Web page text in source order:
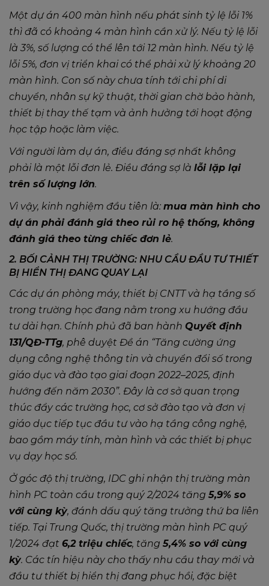
Một dự án 400 màn hình nếu phát sinh tỷ lệ lỗi 1%
thì đã có khoảng 4 màn hình cần xử lý. Nếu tỷ lệ lỗi
là 3%, số lượng có thể lên tới 12 màn hình. Nếu tỷ lệ
lỗi 5%, đơn vị triển khai có thể phải xử lý khoảng 20
màn hình. Con số này chưa tính tới chi phí di
chuyển, nhân sự kỹ thuật, thời gian chờ bảo hành,
thiết bị thay thế tạm và ảnh hưởng tới hoạt động
học tập hoặc làm việc.
Với người làm dự án, điều đáng sợ nhất không
phải là một lỗi đơn lẻ. Điều đáng sợ là lỗi lặp lại
trên số lượng lớn.
Vì vậy, kinh nghiệm đầu tiên là: mua màn hình cho
dự án phải đánh giá theo rủi ro hệ thống, không
đánh giá theo từng chiếc đơn lẻ.
2. BỐI CẢNH THỊ TRƯỜNG: NHU CẦU ĐẦU TƯ THIẾT
BỊ HIỂN THỊ ĐANG QUAY LẠI
Các dự án phòng máy, thiết bị CNTT và hạ tầng số
trong trường học đang nằm trong xu hướng đầu
tư dài hạn. Chính phủ đã ban hành Quyết định
131/QĐ-TTg, phê duyệt Đề án “Tăng cường ứng
dụng công nghệ thông tin và chuyển đổi số trong
giáo dục và đào tạo giai đoạn 2022–2025, định
hướng đến năm 2030”. Đây là cơ sở quan trọng
thúc đẩy các trường học, cơ sở đào tạo và đơn vị
giáo dục tiếp tục đầu tư vào hạ tầng công nghệ,
bao gồm máy tính, màn hình và các thiết bị phục
vụ dạy học số.
Ở góc độ thị trường, IDC ghi nhận thị trường màn
hình PC toàn cầu trong quý 2/2024 tăng 5,9% so
với cùng kỳ, đánh dấu quý tăng trưởng thứ ba liên
tiếp. Tại Trung Quốc, thị trường màn hình PC quý
1/2024 đạt 6,2 triệu chiếc, tăng 5,4% so với cùng
kỳ. Các tín hiệu này cho thấy nhu cầu thay mới và
đầu tư thiết bị hiển thị đang phục hồi, đặc biệt